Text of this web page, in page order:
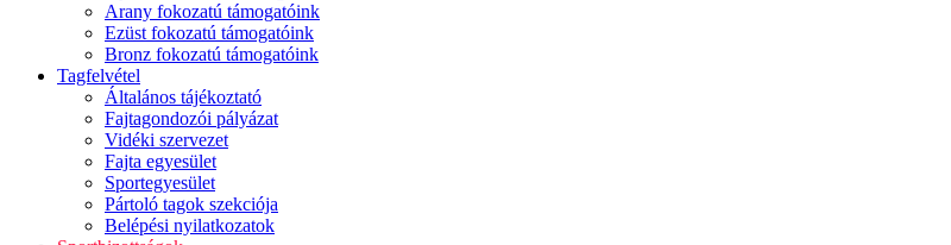
Arany fokozatú támogatóink
Ezüst fokozatú támogatóink
Bronz fokozatú támogatóink
Tagfelvétel
Általános tájékoztató
Fajtagondozói pályázat
Vidéki szervezet
Fajta egyesület
Sportegyesület
Pártoló tagok szekciója
Belépési nyilatkozatok